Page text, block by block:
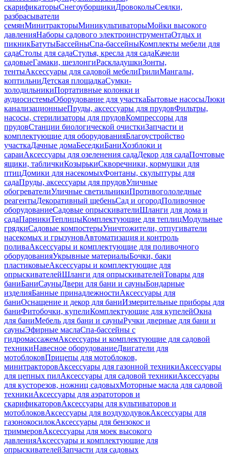
скарификаторыСнегоуборщикиДровоколыСеялки,
разбрасыватели
семянМинитракторыМиникультиваторыМойки высокого
давленияНаборы садового электроинструментаОтдых и
пикникБатутыБассейныСпа-бассейныКомплекты мебели для
садаСтолы для садаСтулья, кресла для садаКачели
садовыеГамаки, шезлонгиРаскладушкиЗонты,
тентыАксессуары для садовой мебелиГрилиМангалы,
коптильниДетская площадкаСумки-
холодильникиПортативные колонки и
аудиосистемыОборудование для участкаБытовые насосыЛюки
канализационныеПруды, аксессуары для прудовФильтры,
насосы, стерилизаторы для прудовКомпрессоры для
прудовСтанции биологической очисткиЗапчасти и
комплектующие для оборудованияБлагоустройство
участкаДачные домаБеседкиБаниХозблоки и
сараиАксессуары для озеленения садаДекор для садаПочтовые
ящики, табличкиКозырькиСкворечники, кормушки для
птицДомики для насекомыхФонтаны, скульптуры для
садаПруды, аксессуары для прудовУличные
обогревателиУличные светильникиПротивогололедные
реагентыДекоративный щебеньСад и огородПоливочное
оборудованиеСадовые опрыскивателиШланги для дома и
садаПарникиТеплицыКомплектующие для теплицМодульные
грядкиСадовые компостерыУничтожители, отпугиватели
насекомых и грызуновАвтоматизация и контроль
поливаАксессуары и комплектующие для поливочного
оборудованияУкрывные материалыБочки, баки
пластиковыеАксессуары и комплектующие для
опрыскивателейШланги для опрыскивателейТовары для
баниБаниСауныДвери для бани и сауныБондарные
изделияБанные принадлежностиАксессуары для
баниОснащение и декор для баниИзмерительные приборы для
баниФитобочки, купелиКомплектующие для купелейОкна
для баниМебель для бани и сауныРучки дверные для бани и
сауныЭфирные маслаСпа-бассейны с
гидромассажемАксессуары и комплектующие для садовой
техникиНавесное оборудованиеДвигатели для
мотоблоковПрицепы для мотоблоков,
минитракторовАксессуары для газонной техникиАксессуары
для цепных пилАксессуары для садовой техникиАксессуары
для кусторезов, ножниц садовыхМоторные масла для садовой
техникиАксессуары для аэратоторов и
скарификаторовАксессуары для культиваторов и
мотоблоковАксессуары для воздуходувокАксессуары для
газонокосилокАксессуары для бензокос и
триммеровАксессуары для моек высокого
давленияАксессуары и комплектующие для
опрыскивателейЗапчасти для садовых